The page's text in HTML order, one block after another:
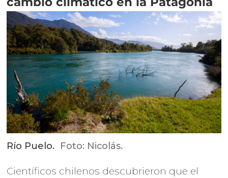
Río Puelo. Foto: Nicolás.
Científicos chilenos descubrieron que el